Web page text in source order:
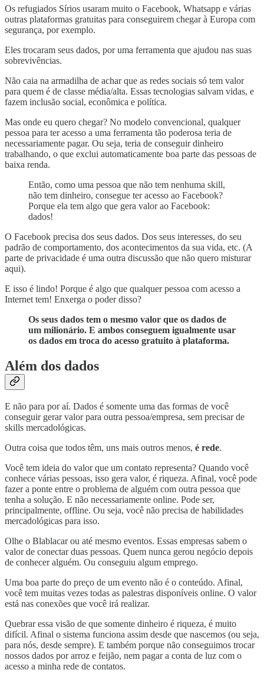
Os refugiados Sírios usaram muito o Facebook, Whatsapp e várias
outras plataformas gratuitas para conseguirem chegar à Europa com
segurança, por exemplo.
Eles trocaram seus dados, por uma ferramenta que ajudou nas suas
sobrevivências.
Não caia na armadilha de achar que as redes sociais só tem valor
para quem é de classe média/alta. Essas tecnologias salvam vidas, e
fazem inclusão social, econômica e política.
Mas onde eu quero chegar? No modelo convencional, qualquer
pessoa para ter acesso a uma ferramenta tão poderosa teria de
necessariamente pagar. Ou seja, teria de conseguir dinheiro
trabalhando, o que exclui automaticamente boa parte das pessoas de
baixa renda.
Então, como uma pessoa que não tem nenhuma skill,
não tem dinheiro, consegue ter acesso ao Facebook?
Porque ela tem algo que gera valor ao Facebook:
dados!
O Facebook precisa dos seus dados. Dos seus interesses, do seu
padrão de comportamento, dos acontecimentos da sua vida, etc. (A
parte de privacidade é uma outra discussão que não quero misturar
aqui).
E isso é lindo! Porque é algo que qualquer pessoa com acesso a
Internet tem! Enxerga o poder disso?
Os seus dados tem o mesmo valor que os dados de
um milionário. E ambos conseguem igualmente usar
os dados em troca do acesso gratuito à plataforma.
Além dos dados
E não para por aí. Dados é somente uma das formas de você
conseguir gerar valor para outra pessoa/empresa, sem precisar de
skills mercadológicas.
Outra coisa que todos têm, uns mais outros menos, é rede.
Você tem ideia do valor que um contato representa? Quando você
conhece várias pessoas, isso gera valor, é riqueza. Afinal, você pode
fazer a ponte entre o problema de alguém com outra pessoa que
tenha a solução. E não necessariamente online. Pode ser,
principalmente, offline. Ou seja, você não precisa de habilidades
mercadológicas para isso.
Olhe o Blablacar ou até mesmo eventos. Essas empresas sabem o
valor de conectar duas pessoas. Quem nunca gerou negócio depois
de conhecer alguém. Ou conseguiu algum emprego.
Uma boa parte do preço de um evento não é o conteúdo. Afinal,
você tem muitas vezes todas as palestras disponíveis online. O valor
está nas conexões que você irá realizar.
Quebrar essa visão de que somente dinheiro é riqueza, é muito
difícil. Afinal o sistema funciona assim desde que nascemos (ou seja,
para nós, desde sempre). E também porque não conseguimos trocar
nossos dados por arroz e feijão, nem pagar a conta de luz com o
acesso a minha rede de contatos.